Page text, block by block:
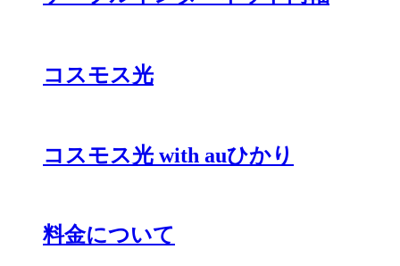
コスモス光
コスモス光 with auひかり
料金について